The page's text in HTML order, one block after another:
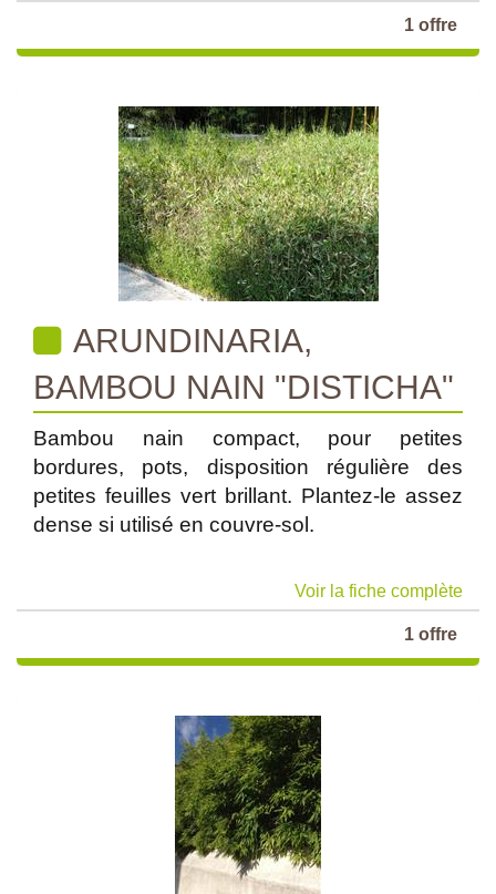
1 offre
ARUNDINARIA,
BAMBOU NAIN "DISTICHA"
Bambou nain compact, pour petites
bordures, pots, disposition régulière des
petites feuilles vert brillant. Plantez-le assez
dense si utilisé en couvre-sol.
Voir la fiche complète
1 offre